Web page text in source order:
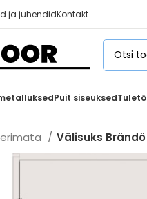
ja juhendidKontakt
Puit siseuksed
Välisuks